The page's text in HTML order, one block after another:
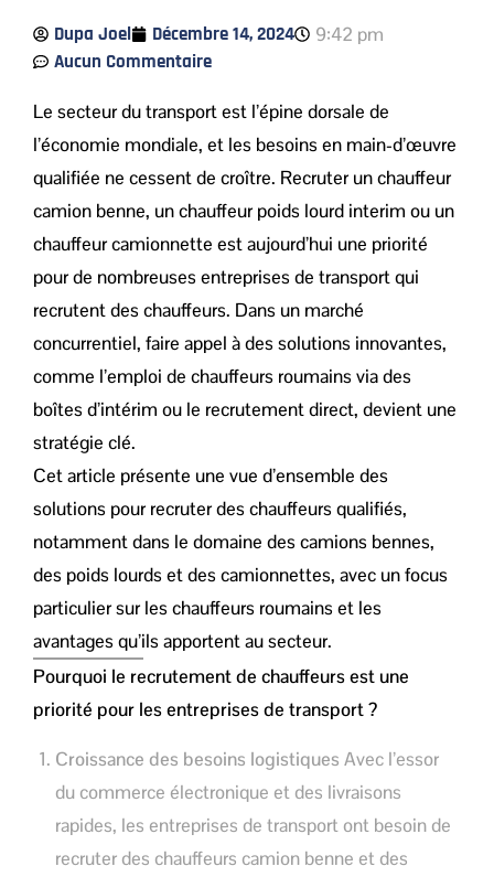
Dupa Joel Décembre 14, 2024
9:42 pm
Aucun Commentaire
Le secteur du transport est l’épine dorsale de
l’économie mondiale, et les besoins en main-d’œuvre
qualifiée ne cessent de croître. Recruter un chauffeur
camion benne, un chauffeur poids lourd interim ou un
chauffeur camionnette est aujourd’hui une priorité
pour de nombreuses entreprises de transport qui
recrutent des chauffeurs. Dans un marché
concurrentiel, faire appel à des solutions innovantes,
comme l’emploi de chauffeurs roumains via des
boîtes d’intérim ou le recrutement direct, devient une
stratégie clé.
Cet article présente une vue d’ensemble des
solutions pour recruter des chauffeurs qualifiés,
notamment dans le domaine des camions bennes,
des poids lourds et des camionnettes, avec un focus
particulier sur les chauffeurs roumains et les
avantages qu’ils apportent au secteur.
Pourquoi le recrutement de chauffeurs est une
priorité pour les entreprises de transport ?
Croissance des besoins logistiques Avec l’essor
du commerce électronique et des livraisons
rapides, les entreprises de transport ont besoin de
recruter des chauffeurs camion benne et des